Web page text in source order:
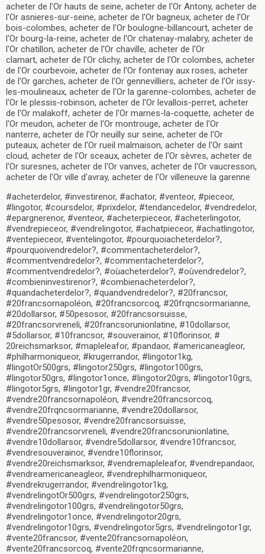
acheter de l'Or hauts de seine, acheter de l'Or Antony, acheter de
l'Or asnieres-sur-seine, acheter de l'Or bagneux, acheter de l'Or
bois-colombes, acheter de l'Or boulogne-billancourt, acheter de
l'Or bourg-la-reine, acheter de l'Or chatenay-malabry, acheter de
l'Or chatillon, acheter de l'Or chaville, acheter de l'Or
clamart, acheter de l'Or clichy, acheter de l'Or colombes, acheter
de l'Or courbevoie, acheter de l'Or fontenay aux roses, acheter
de l'Or garches, acheter de l'Or gennevilliers, acheter de l'Or issy-
les-moulineaux, acheter de l'Or la garenne-colombes, acheter de
l'Or le plessis-robinson, acheter de l'Or levallois-perret, acheter
de l'Or malakoff, acheter de l'Or marnes-la-coquette, acheter de
l'Or meudon, acheter de l'Or montrouge, acheter de l'Or
nanterre, acheter de l'Or neuilly sur seine, acheter de l'Or
puteaux, acheter de l'Or rueil malmaison, acheter de l'Or saint
cloud, acheter de l'Or sceaux, acheter de l'Or sèvres, acheter de
l'Or suresnes, acheter de l'Or vanves, acheter de l'Or vaucresson,
acheter de l'Or ville d'avray, acheter de l'Or villeneuve la garenne
#acheterdelor, #investirenor, #achator, #venteor, #pieceor,
#lingotor, #coursdelor, #prixdelor, #tendancedelor, #vendredelor,
#epargnerenor, #venteor, #acheterpieceor, #acheterlingotor,
#vendrepieceor, #vendrelingotor, #achatpieceor, #achatlingotor,
#ventepieceor, #ventelingotor, #pourquoiacheterdelor?,
#pourquoivendredelor?, #commentacheterdelor?,
#commentvendredelor?, #commentacheterdelor?,
#commentvendredelor?, #oùacheterdelor?, #oùvendredelor?,
#combieninvestirenor?, #combienacheterdelor?,
#quandacheterdelor?, #quandvendredelor?, #20francsor,
#20francsornapoléon, #20francsorcoq, #20frqncsormarianne,
#20dollarsor, #50pesosor, #20francsorsuisse,
#20francsorvreneli, #20francsorunionlatine, #10dollarsor,
#5dollarsor, #10francsor, #souverainor, #10florinsor, #
20reichsmarksor, #mapleleafor, #pandaor, #americaneagleor,
#philharmoniqueor, #krugerrandor, #lingotor1kg,
#lingotOr500grs, #lingotor250grs, #lingotor100grs,
#lingotor50grs, #lingotor1once, #lingotor20grs, #lingotor10grs,
#lingotor5grs, #lingotor1gr, #vendre20francsor,
#vendre20francsornapoléon, #vendre20francsorcoq,
#vendre20frqncsormarianne, #vendre20dollarsor,
#vendre50pesosor, #vendre20francsorsuisse,
#vendre20francsorvreneli, #vendre20francsorunionlatine,
#vendre10dollarsor, #vendre5dollarsor, #vendre10francsor,
#vendresouverainor, #vendre10florinsor,
#vendre20reichsmarksor, #vendremapleleafor, #vendrepandaor,
#vendreamericaneagleor, #vendrephilharmoniqueor,
#vendrekrugerrandor, #vendrelingotor1kg,
#vendrelingotOr500grs, #vendrelingotor250grs,
#vendrelingotor100grs, #vendrelingotor50grs,
#vendrelingotor1once, #vendrelingotor20grs,
#vendrelingotor10grs, #vendrelingotor5grs, #vendrelingotor1gr,
#vente20francsor, #vente20francsornapoléon,
#vente20francsorcoq, #vente20frqncsormarianne,